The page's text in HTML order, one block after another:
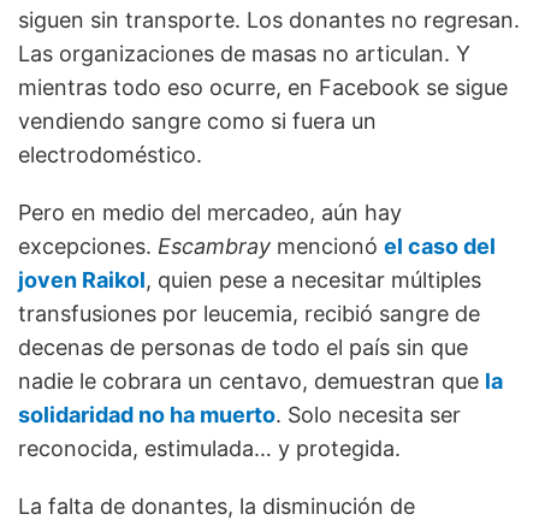
siguen sin transporte. Los donantes no regresan.
Las organizaciones de masas no articulan. Y
mientras todo eso ocurre, en Facebook se sigue
vendiendo sangre como si fuera un
electrodoméstico.
Pero en medio del mercadeo, aún hay
excepciones. Escambray mencionó el caso del
joven Raikol, quien pese a necesitar múltiples
transfusiones por leucemia, recibió sangre de
decenas de personas de todo el país sin que
nadie le cobrara un centavo, demuestran que la
solidaridad no ha muerto. Solo necesita ser
reconocida, estimulada… y protegida.
La falta de donantes, la disminución de